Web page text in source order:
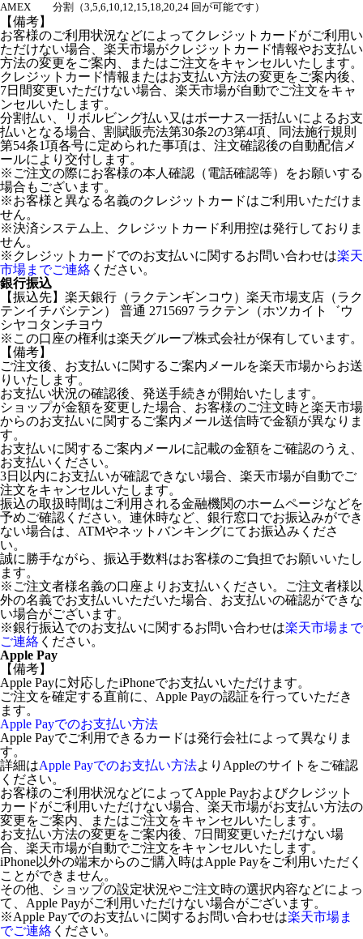
AMEX
分割（3,5,6,10,12,15,18,20,24 回が可能です）
【備考】
お客様のご利用状況などによってクレジットカードがご利用い
ただけない場合、楽天市場がクレジットカード情報やお支払い
方法の変更をご案内、またはご注文をキャンセルいたします。
クレジットカード情報またはお支払い方法の変更をご案内後、
7日間変更いただけない場合、楽天市場が自動でご注文をキャ
ンセルいたします。
分割払い、リボルビング払い又はボーナス一括払いによるお支
払いとなる場合、割賦販売法第30条2の3第4項、同法施行規則
第54条1項各号に定められた事項は、注文確認後の自動配信メ
ールにより交付します。
※ご注文の際にお客様の本人確認（電話確認等）をお願いする
場合もございます。
※お客様と異なる名義のクレジットカードはご利用いただけま
せん。
※決済システム上、クレジットカード利用控は発行しておりま
せん。
※クレジットカードでのお支払いに関するお問い合わせは楽天
市場までご連絡 ください。
銀行振込
【振込先】楽天銀行（ラクテンギンコウ）楽天市場支店（ラク
テンイチバシテン） 普通 2715697 ラクテン（ホツカイト゛ウ
シヤコタンチヨウ
※この口座の権利は楽天グループ株式会社が保有しています。
【備考】
ご注文後、お支払いに関するご案内メールを楽天市場からお送
りいたします。
お支払い状況の確認後、発送手続きが開始いたします。
ショップが金額を変更した場合、お客様のご注文時と楽天市場
からのお支払いに関するご案内メール送信時で金額が異なりま
す。
お支払いに関するご案内メールに記載の金額をご確認のうえ、
お支払いください。
3日以内にお支払いが確認できない場合、楽天市場が自動でご
注文をキャンセルいたします。
振込の取扱時間はご利用される金融機関のホームページなどを
予めご確認ください。連休時など、銀行窓口でお振込みができ
ない場合は、ATMやネットバンキングにてお振込みくださ
い。
誠に勝手ながら、振込手数料はお客様のご負担でお願いいたし
ます。
※ご注文者様名義の口座よりお支払いください。ご注文者様以
外の名義でお支払いいただいた場合、お支払いの確認ができな
い場合がございます。
※銀行振込でのお支払いに関するお問い合わせは楽天市場まで
ご連絡 ください。
Apple Pay
【備考】
Apple Payに対応したiPhoneでお支払いいただけます。
ご注文を確定する直前に、Apple Payの認証を行っていただき
ます。
Apple Payでのお支払い方法
Apple Payでご利用できるカードは発行会社によって異なりま
す。
詳細はApple Payでのお支払い方法よりAppleのサイトをご確認
ください。
お客様のご利用状況などによってApple Payおよびクレジット
カードがご利用いただけない場合、楽天市場がお支払い方法の
変更をご案内、またはご注文をキャンセルいたします。
お支払い方法の変更をご案内後、7日間変更いただけない場
合、楽天市場が自動でご注文をキャンセルいたします。
iPhone以外の端末からのご購入時はApple Payをご利用いただく
ことができません。
その他、ショップの設定状況やご注文時の選択内容などによっ
て、Apple Payがご利用いただけない場合がございます。
※Apple Payでのお支払いに関するお問い合わせは楽天市場ま
でご連絡 ください。